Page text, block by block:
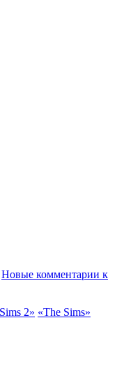
Новые комментарии к
2» «The Sims»